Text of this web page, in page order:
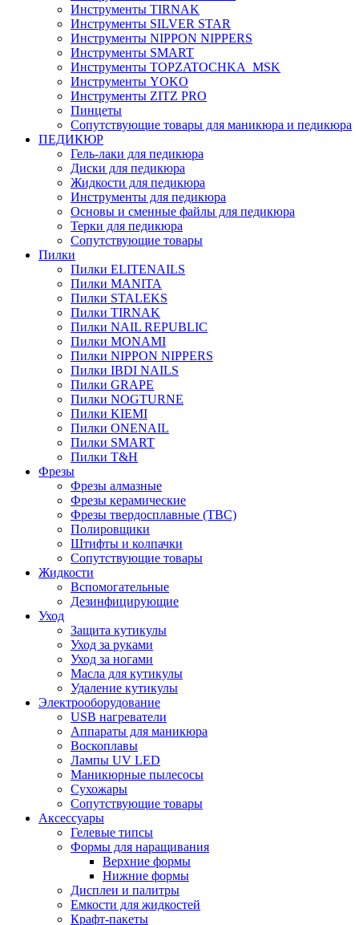
Инструменты TIRNAK
Инструменты SILVER STAR
Инструменты NIPPON NIPPERS
Инструменты SMART
Инструменты TOPZATOCHKA_MSK
Инструменты YOKO
Инструменты ZITZ PRO
Пинцеты
Сопутствующие товары для маникюра и педикюра
ПЕДИКЮР
Гель-лаки для педикюра
Диски для педикюра
Жидкости для педикюра
Инструменты для педикюра
Основы и сменные файлы для педикюра
Терки для педикюра
Сопутствующие товары
Пилки
Пилки ELITENAILS
Пилки MANITA
Пилки STALEKS
Пилки TIRNAK
Пилки NAIL REPUBLIC
Пилки MONAMI
Пилки NIPPON NIPPERS
Пилки IBDI NAILS
Пилки GRAPE
Пилки NOGTURNE
Пилки KIEMI
Пилки ONENAIL
Пилки SMART
Пилки T&H
Фрезы
Фрезы алмазные
Фрезы керамические
Фрезы твердосплавные (ТВС)
Полировщики
Штифты и колпачки
Сопутствующие товары
Жидкости
Вспомогательные
Дезинфицирующие
Уход
Защита кутикулы
Уход за руками
Уход за ногами
Масла для кутикулы
Удаление кутикулы
Электрооборудование
USB нагреватели
Аппараты для маникюра
Воскоплавы
Лампы UV LED
Маникюрные пылесосы
Сухожары
Сопутствующие товары
Аксессуары
Гелевые типсы
Формы для наращивания
Верхние формы
Нижние формы
Дисплеи и палитры
Емкости для жидкостей
Крафт-пакеты